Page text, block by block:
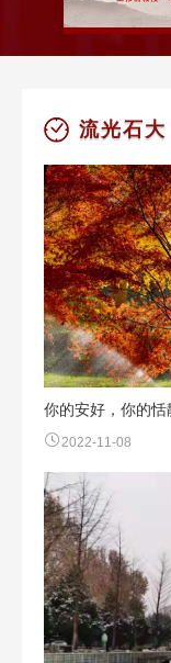
流光石大
你的安好，你的恬
2022-11-08